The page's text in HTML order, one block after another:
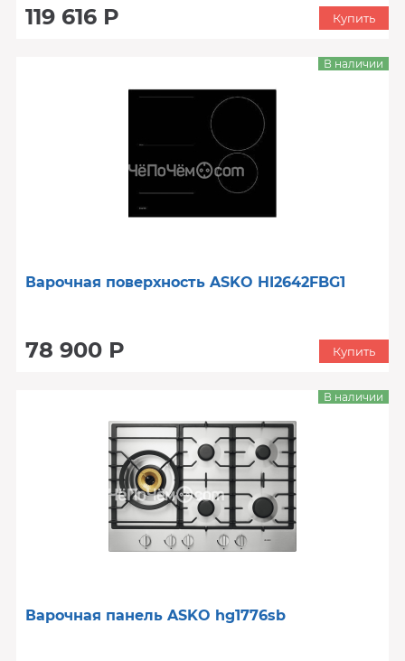
119 616 Р Купить
Варочная поверхность ASKO HI2642FBG1
78 900 Р
В наличии
Купить
Варочная панель ASKO hg1776sb
В наличии